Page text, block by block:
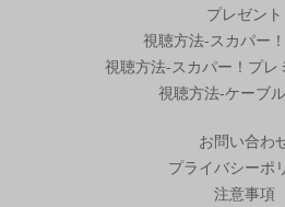
プレゼント
視聴方法-スカパー
視聴方法-スカパー！プレ
視聴方法-ケーブ
お問い合わ
プライバシーポ
注意事項